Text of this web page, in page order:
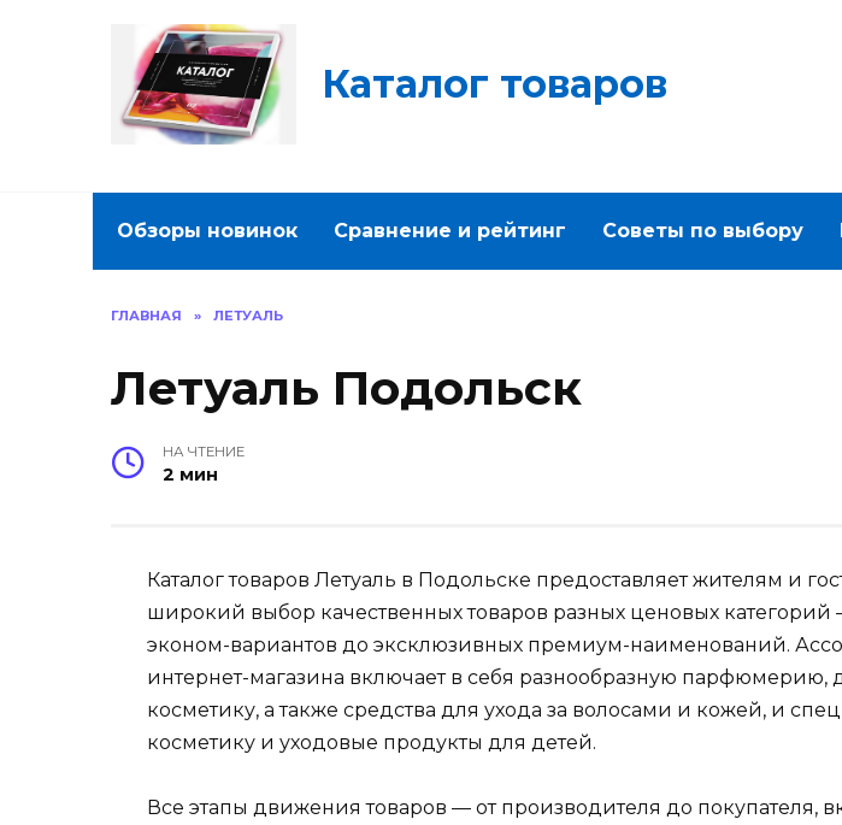
Каталог товаров
Обзоры новинок Сравнение и рейтинг Советы по выбору
ГЛАВНАЯ » ЛЕТУАЛЬ
Летуаль Подольск
НА ЧТЕНИЕ
2 мин
Каталог товаров Летуаль в Подольске предоставляет жителям и
широкий выбор качественных товаров разных ценовых категорий
эконом-вариантов до эксклюзивных премиум-наименований.
интернет-магазина включает в себя разнообразную парфюмерию,
косметику, а также средства для ухода за волосами и кожей, и
косметику и уходовые продукты для детей.
Все этапы движения товаров — от производителя до покупателя,